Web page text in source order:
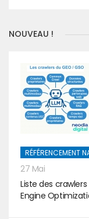
NOUVEAU !
RÉFÉRENCEMENT
27 Mai
Liste des
Engine